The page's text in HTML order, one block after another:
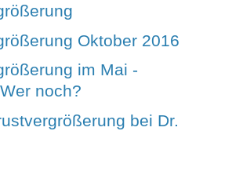
Oktober 2016
im Mai -
noch?
bei Dr.